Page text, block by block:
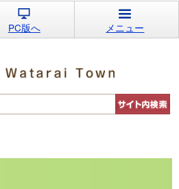
PC版へ メニュー